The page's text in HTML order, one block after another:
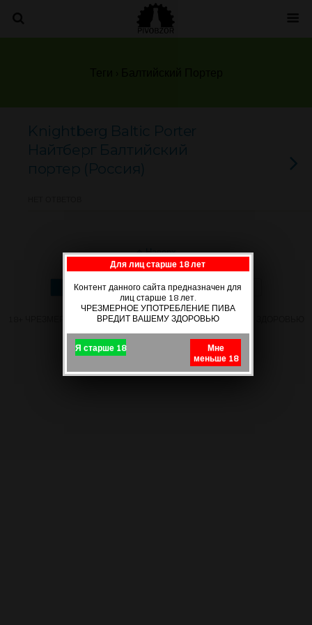
Knightberg Baltic Porter
Найтберг Балтийский
портер (Россия)
Наверх
Мобильн. Компьютерная
18+ ЧРЕЗМЕРНОЕ УПОТРЕБЛЕНИЕ ПИВА ВРЕДИТ ВАШЕМУ ЗДОРОВЬЮ
Для лиц старше 18 лет
Контент данного сайта предназначен для
лиц старше 18 лет.
ЧРЕЗМЕРНОЕ УПОТРЕБЛЕНИЕ ПИВА
ВРЕДИТ ВАШЕМУ ЗДОРОВЬЮ
Я старше 18
Мне
меньше 18